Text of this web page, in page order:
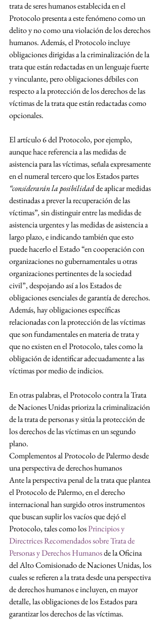
trata de seres humanos establecida en el
Protocolo presenta a este fenómeno como un
delito y no como una violación de los derechos
humanos. Además, el Protocolo incluye
obligaciones dirigidas a la criminalización de la
trata que están redactadas en un lenguaje fuerte
y vinculante, pero obligaciones débiles con
respecto a la protección de los derechos de las
víctimas de la trata que están redactadas como
opcionales.
El artículo 6 del Protocolo, por ejemplo,
aunque hace referencia a las medidas de
asistencia para las víctimas, señala expresamente
en el numeral tercero que los Estados partes
“considerarán la posibilidad de aplicar medidas
destinadas a prever la recuperación de las
víctimas”, sin distinguir entre las medidas de
asistencia urgentes y las medidas de asistencia a
largo plazo, e indicando también que esto
puede hacerlo el Estado “en cooperación con
organizaciones no gubernamentales u otras
organizaciones pertinentes de la sociedad
civil”, despojando así a los Estados de
obligaciones esenciales de garantía de derechos.
Además, hay obligaciones específicas
relacionadas con la protección de las víctimas
que son fundamentales en materia de trata y
que no existen en el Protocolo, tales como la
obligación de identificar adecuadamente a las
víctimas por medio de indicios.
En otras palabras, el Protocolo contra la Trata
de Naciones Unidas prioriza la criminalización
de la trata de personas y sitúa la protección de
los derechos de las víctimas en un segundo
plano.
Complementos al Protocolo de Palermo desde
una perspectiva de derechos humanos
Ante la perspectiva penal de la trata que plantea
el Protocolo de Palermo, en el derecho
internacional han surgido otros instrumentos
que buscan suplir los vacíos que dejó el
Protocolo, tales como los Principios y
Directrices Recomendados sobre Trata de
Personas y Derechos Humanos de la Oficina
del Alto Comisionado de Naciones Unidas, los
cuales se refieren a la trata desde una perspectiva
de derechos humanos e incluyen, en mayor
detalle, las obligaciones de los Estados para
garantizar los derechos de las víctimas.